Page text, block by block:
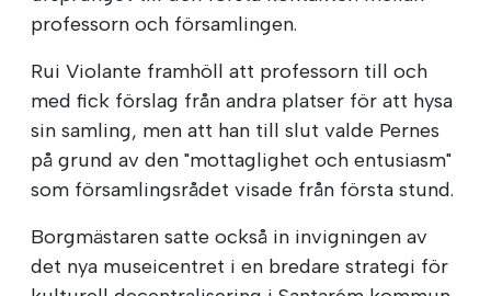
professorn och församlingen.
Rui Violante framhöll att professorn till och
med fick förslag från andra platser för att hysa
sin samling, men att han till slut valde Pernes
på grund av den "mottaglighet och entusiasm"
som församlingsrådet visade från första stund.
Borgmästaren satte också in invigningen av
det nya museicentret i en bredare strategi för